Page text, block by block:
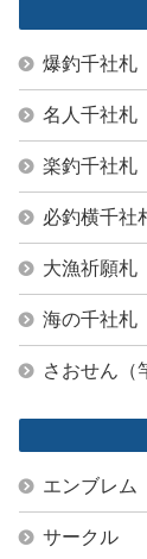
爆釣千社札
名人千社札
楽釣千社札
必釣横千社
大漁祈願札
海の千社札
さおせん（
エンブレム
サークル